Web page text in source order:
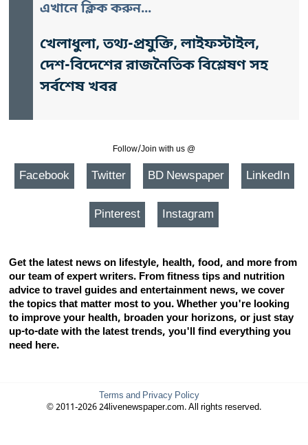
এখানে ক্লিক করুন...
খেলাধুলা, তথ্য-প্রযুক্তি, লাইফস্টাইল,
দেশ-বিদেশের রাজনৈতিক বিশ্লেষণ সহ
সর্বশেষ খবর
Follow/Join with us @
Facebook Twitter BD Newspaper LinkedIn
Pinterest Instagram
Get the latest news on lifestyle, health, food, and more from
our team of expert writers. From fitness tips and nutrition
advice to travel guides and entertainment news, we cover
the topics that matter most to you. Whether you're looking
to improve your health, broaden your horizons, or just stay
up-to-date with the latest trends, you'll find everything you
need here.
Terms and Privacy Policy
© 2011-2026 24livenewspaper.com. All rights reserved.